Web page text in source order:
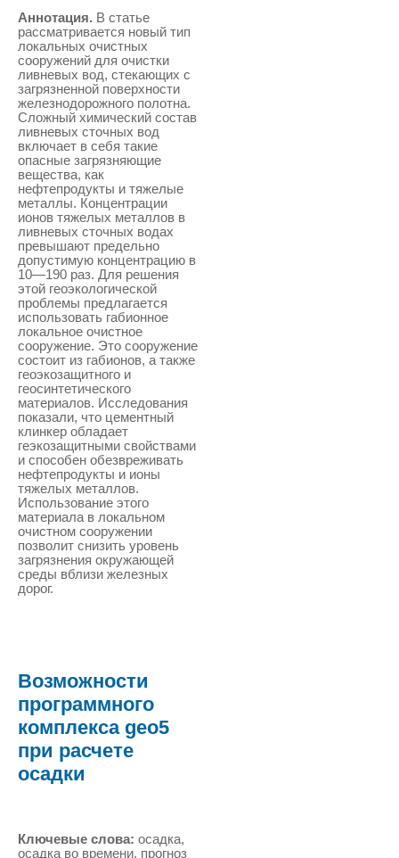
Аннотация. В статье
рассматривается новый тип
локальных очистных
сооружений для очистки
ливневых вод, стекающих с
загрязненной поверхности
железнодорожного полотна.
Сложный химический состав
ливневых сточных вод
включает в себя такие
опасные загрязняющие
вещества, как
нефтепродукты и тяжелые
металлы. Концентрации
ионов тяжелых металлов в
ливневых сточных водах
превышают предельно
допустимую концентрацию в
10—190 раз. Для решения
этой геоэкологической
проблемы предлагается
использовать габионное
локальное очистное
сооружение. Это сооружение
состоит из габионов, а также
геоэкозащитного и
геосинтетического
материалов. Исследования
показали, что цементный
клинкер обладает
геэкозащитными свойствами
и способен обезвреживать
нефтепродукты и ионы
тяжелых металлов.
Использование этого
материала в локальном
очистном сооружении
позволит снизить уровень
загрязнения окружающей
среды вблизи железных
дорог.
Возможности
программного
комплекса geo5
при расчете
осадки
Ключевые слова: осадка,
осадка во времени, прогноз